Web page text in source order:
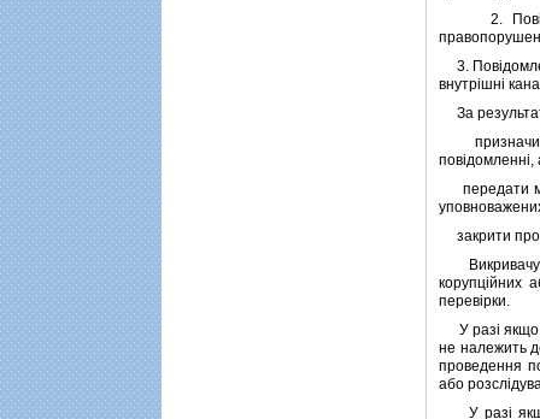
2.
3.
внутрiшнi
За
призначити
повiдомленнi,
передати
закрити
Викривачу
корупцiйних
перевiрки.
У разi якщо
не належить
проведення
або
У разi якщо